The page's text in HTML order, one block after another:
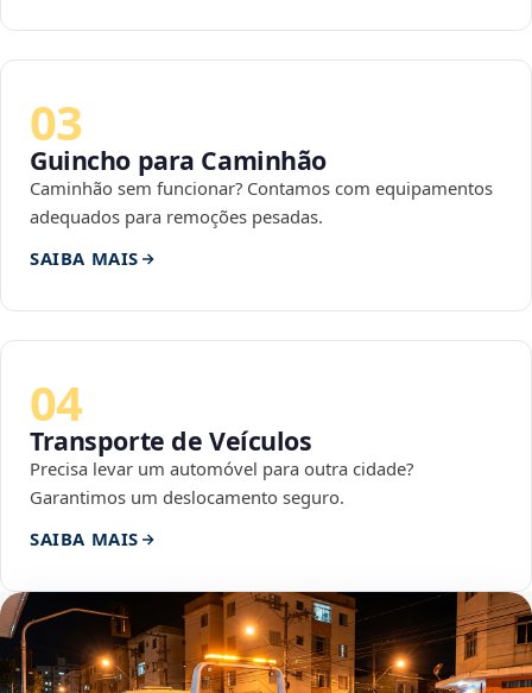
03
Guincho para Caminhão
Caminhão sem funcionar? Contamos com equipamentos
adequados para remoções pesadas.
SAIBA MAIS
04
Transporte de Veículos
Precisa levar um automóvel para outra cidade?
Garantimos um deslocamento seguro.
SAIBA MAIS